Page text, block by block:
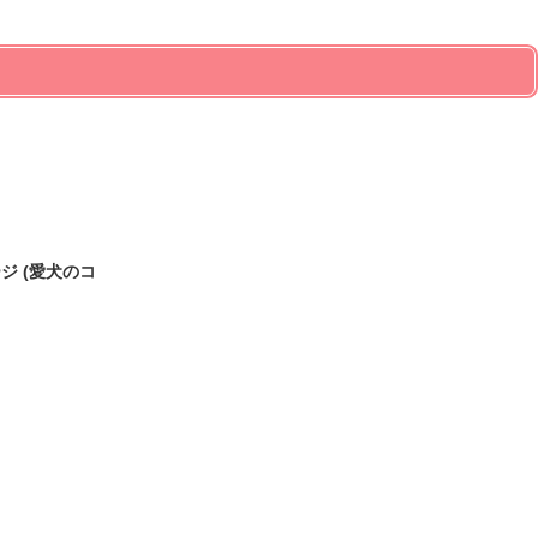
(愛犬のコ